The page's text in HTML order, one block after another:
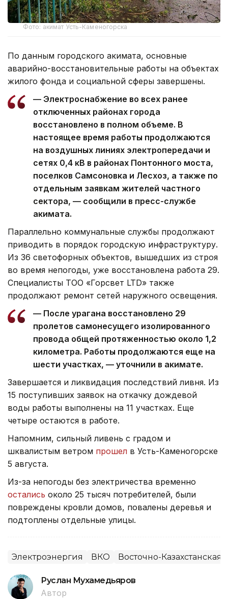
Фото: акимат Усть-Каменогорска
По данным городского акимата, основные
аварийно-восстановительные работы на объектах
жилого фонда и социальной сферы завершены.
— Электроснабжение во всех ранее
отключенных районах города
восстановлено в полном объеме. В
настоящее время работы продолжаются
на воздушных линиях электропередачи и
сетях 0,4 кВ в районах Понтонного моста,
поселков Самсоновка и Лесхоз, а также по
отдельным заявкам жителей частного
сектора, — сообщили в пресс-службе
акимата.
Параллельно коммунальные службы продолжают
приводить в порядок городскую инфраструктуру.
Из 36 светофорных объектов, вышедших из строя
во время непогоды, уже восстановлена работа 29.
Специалисты ТОО «Горсвет LTD» также
продолжают ремонт сетей наружного освещения.
— После урагана восстановлено 29
пролетов самонесущего изолированного
провода общей протяженностью около 1,2
километра. Работы продолжаются еще на
шести участках, — уточнили в акимате.
Завершается и ликвидация последствий ливня. Из
15 поступивших заявок на откачку дождевой
воды работы выполнены на 11 участках. Еще
четыре остаются в работе.
Напомним, сильный ливень с градом и
шквалистым ветром прошел в Усть-Каменогорске
5 августа.
Из-за непогоды без электричества временно
остались около 25 тысяч потребителей, были
повреждены кровли домов, повалены деревья и
подтоплены отдельные улицы.
Электроэнергия ВКО Восточно-Казахстанская
Руслан Мухамедьяров
Автор